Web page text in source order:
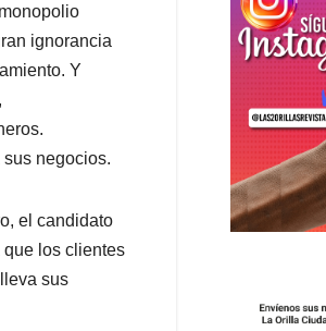
ignorancia
Y
negocios.
el candidato
que los clientes
sus